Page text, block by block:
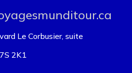
Le Corbusier, suite
2K1